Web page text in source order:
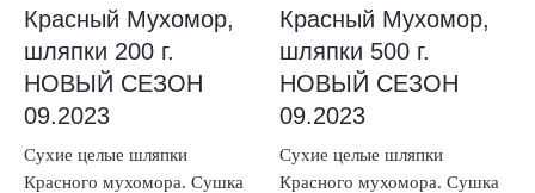
Красный Мухомор,
шляпки 200 г.
НОВЫЙ СЕЗОН
09.2023
Сухие целые шляпки
Красного мухомора. Сушка
Красный Мухомор,
шляпки 500 г.
НОВЫЙ СЕЗОН
09.2023
Сухие целые шляпки
Красного мухомора. Сушка